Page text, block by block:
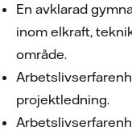
En avklarad
inom elkraft,
område.
projektledning.